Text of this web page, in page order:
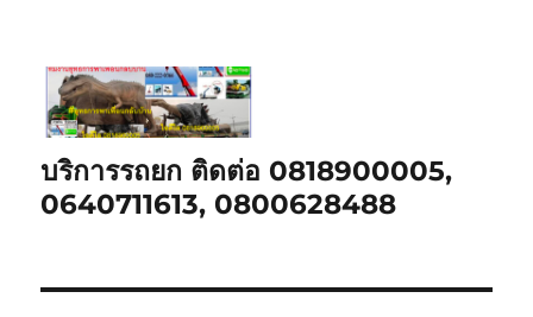
บริการรถยก ติดต่อ 0818900005,
0640711613, 0800628488